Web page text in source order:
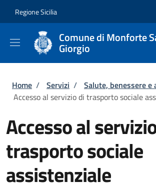
Regione Sicilia
Comune di Monforte
Giorgio
Briciole di pane
Home / Servizi / Salute, benessere e
Accesso al servizio di trasporto sociale
Accesso al
trasporto sociale
assistenziale